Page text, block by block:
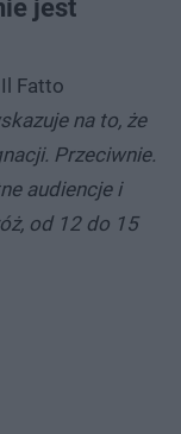
jest
Fatto
na to, że
Przeciwnie.
audiencje i
od 12 do 15